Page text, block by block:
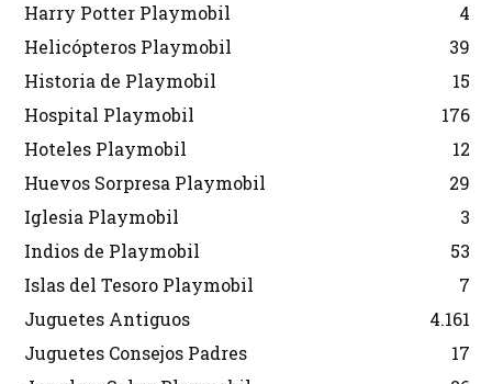
Harry Potter Playmobil
4
Helicópteros Playmobil
39
Historia de Playmobil
15
Hospital Playmobil
176
Hoteles Playmobil
12
Huevos Sorpresa Playmobil
29
Iglesia Playmobil
3
Indios de Playmobil
53
Islas del Tesoro Playmobil
7
Juguetes Antiguos
4.161
Juguetes Consejos Padres
17